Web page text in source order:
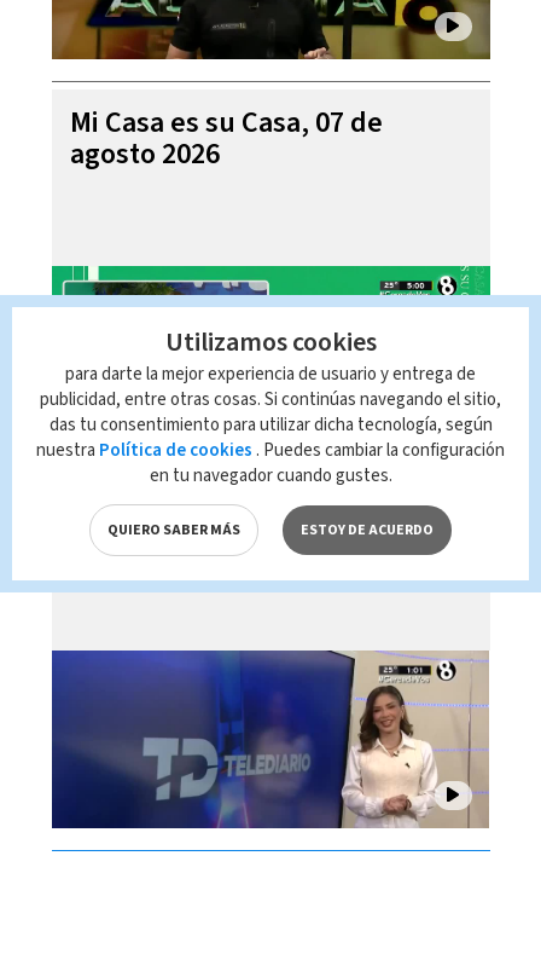
Mi Casa es su Casa, 07 de
agosto 2026
Telediario En Directo con Paula
Brenes, 07 de agosto 2026
Utilizamos cookies
para darte la mejor experiencia de usuario y entrega de
publicidad, entre otras cosas. Si continúas navegando el sitio,
das tu consentimiento para utilizar dicha tecnología, según
nuestra Política de cookies . Puedes cambiar la configuración
en tu navegador cuando gustes.
QUIERO SABER MÁS ESTOY DE ACUERDO